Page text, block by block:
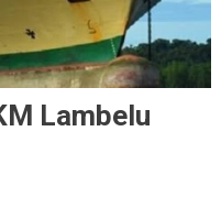
Lambelu